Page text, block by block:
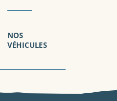
NOS
VÉHICULES